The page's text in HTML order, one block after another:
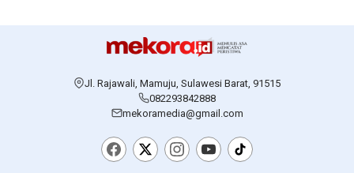
NEWS29 Jul 2026
Audit Izin PT JPA Belum Tuntas, Warga
Minta Perusahaan Tak Beraktivitas
DAERAH31 Jul 2026
Biddokkes Polda Sulbar Libatkan
Bhabinkamtibmas Ketuk Pintu Warga